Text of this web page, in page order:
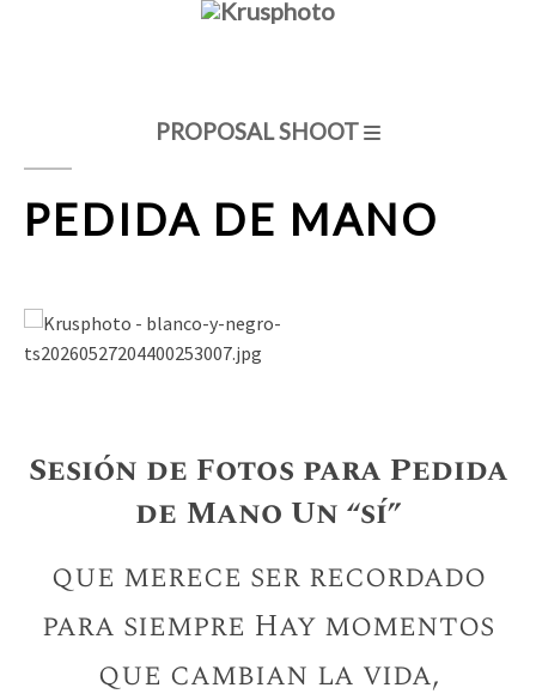
PROPOSAL SHOOT
PEDIDA DE MANO
Sesión de Fotos para Pedida
de Mano Un “sí”
que merece ser recordado
para siempre Hay momentos
que cambian la vida,